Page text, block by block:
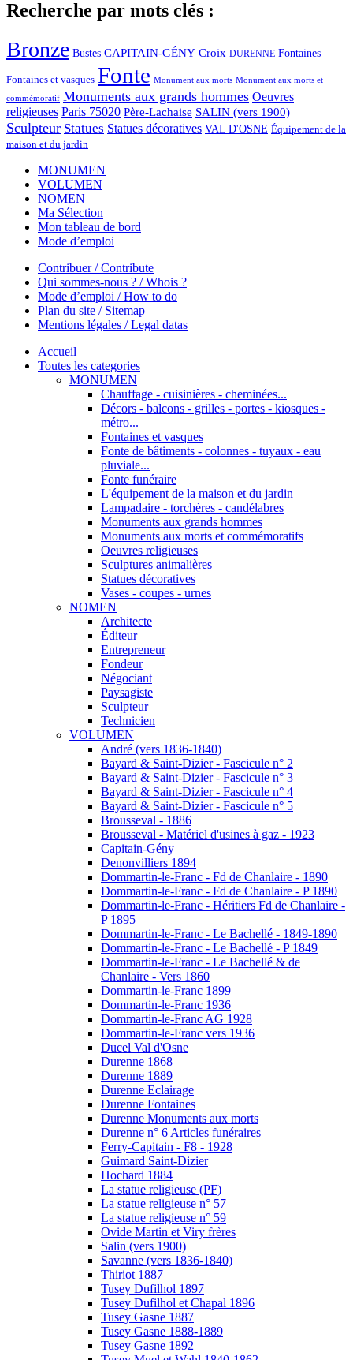
Recherche par mots clés :
Bronze Bustes CAPITAIN-GÉNY Croix DURENNE Fontaines
Fontaines et vasques Fonte Monument aux morts Monument aux morts et
commémoratif Monuments aux grands hommes Oeuvres
religieuses Paris 75020 Père-Lachaise SALIN (vers 1900)
Sculpteur Statues Statues décoratives VAL D'OSNE Équipement de la
maison et du jardin
MONUMEN
VOLUMEN
NOMEN
Ma Sélection
Mon tableau de bord
Mode d’emploi
Contribuer / Contribute
Qui sommes-nous ? / Whois ?
Mode d’emploi / How to do
Plan du site / Sitemap
Mentions légales / Legal datas
Accueil
Toutes les categories
MONUMEN
Chauffage - cuisinières - cheminées...
Décors - balcons - grilles - portes - kiosques -
métro...
Fontaines et vasques
Fonte de bâtiments - colonnes - tuyaux - eau
pluviale...
Fonte funéraire
L'équipement de la maison et du jardin
Lampadaire - torchères - candélabres
Monuments aux grands hommes
Monuments aux morts et commémoratifs
Oeuvres religieuses
Sculptures animalières
Statues décoratives
Vases - coupes - urnes
NOMEN
Architecte
Éditeur
Entrepreneur
Fondeur
Négociant
Paysagiste
Sculpteur
Technicien
VOLUMEN
André (vers 1836-1840)
Bayard & Saint-Dizier - Fascicule n° 2
Bayard & Saint-Dizier - Fascicule n° 3
Bayard & Saint-Dizier - Fascicule n° 4
Bayard & Saint-Dizier - Fascicule n° 5
Brousseval - 1886
Brousseval - Matériel d'usines à gaz - 1923
Capitain-Gény
Denonvilliers 1894
Dommartin-le-Franc - Fd de Chanlaire - 1890
Dommartin-le-Franc - Fd de Chanlaire - P 1890
Dommartin-le-Franc - Héritiers Fd de Chanlaire -
P 1895
Dommartin-le-Franc - Le Bachellé - 1849-1890
Dommartin-le-Franc - Le Bachellé - P 1849
Dommartin-le-Franc - Le Bachellé & de
Chanlaire - Vers 1860
Dommartin-le-Franc 1899
Dommartin-le-Franc 1936
Dommartin-le-Franc AG 1928
Dommartin-le-Franc vers 1936
Ducel Val d'Osne
Durenne 1868
Durenne 1889
Durenne Eclairage
Durenne Fontaines
Durenne Monuments aux morts
Durenne n° 6 Articles funéraires
Ferry-Capitain - F8 - 1928
Guimard Saint-Dizier
Hochard 1884
La statue religieuse (PF)
La statue religieuse n° 57
La statue religieuse n° 59
Ovide Martin et Viry frères
Salin (vers 1900)
Savanne (vers 1836-1840)
Thiriot 1887
Tusey Dufilhol 1897
Tusey Dufilhol et Chapal 1896
Tusey Gasne 1887
Tusey Gasne 1888-1889
Tusey Gasne 1892